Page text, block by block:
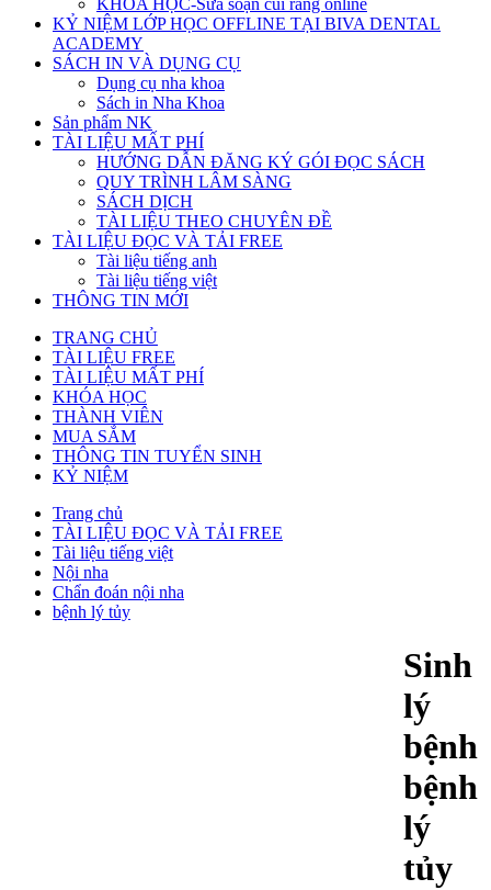
KHÓA HỌC-Sửa soạn cùi răng online
KỶ NIỆM LỚP HỌC OFFLINE TẠI BIVA DENTAL
ACADEMY
SÁCH IN VÀ DỤNG CỤ
Dụng cụ nha khoa
Sách in Nha Khoa
Sản phẩm NK
TÀI LIỆU MẤT PHÍ
HƯỚNG DẪN ĐĂNG KÝ GÓI ĐỌC SÁCH
QUY TRÌNH LÂM SÀNG
SÁCH DỊCH
TÀI LIỆU THEO CHUYÊN ĐỀ
TÀI LIỆU ĐỌC VÀ TẢI FREE
Tài liệu tiếng anh
Tài liệu tiếng việt
THÔNG TIN MỚI
TRANG CHỦ
TÀI LIỆU FREE
TÀI LIỆU MẤT PHÍ
KHÓA HỌC
THÀNH VIÊN
MUA SẮM
THÔNG TIN TUYỂN SINH
KỶ NIỆM
Trang chủ
TÀI LIỆU ĐỌC VÀ TẢI FREE
Tài liệu tiếng việt
Nội nha
Chẩn đoán nội nha
bệnh lý tủy
Sinh
lý
bệnh
bệnh
lý
tủy